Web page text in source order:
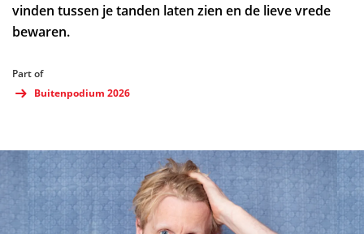
vinden tussen je tanden laten zien en de lieve vrede
bewaren.
Part of
Buitenpodium 2026